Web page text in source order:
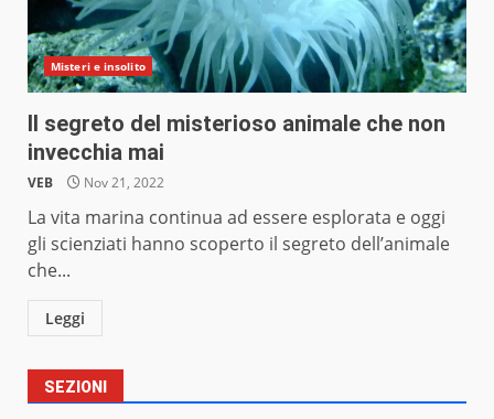
Misteri e insolito
Il segreto del misterioso animale che non
invecchia mai
VEB Nov 21, 2022
La vita marina continua ad essere esplorata e oggi
gli scienziati hanno scoperto il segreto dell’animale
che...
Leggi
SEZIONI